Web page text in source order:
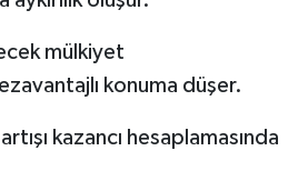
mülkiyet
konuma düşer.
kazancı hesaplamasında